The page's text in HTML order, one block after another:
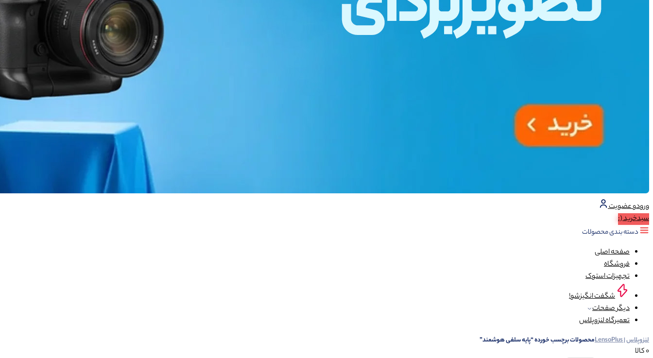
ورودو عضویت
سبد‌خرید(:
دسته بندی محصولات
صفحه اصلی
فروشگاه
تجهیزات استوک
شگفت انگیزشو!
دیگر صفحات
تعمیرگاه لنزوپلاس
لنزوپلاس | LensoPlus محصولات برچسب خورده “پایه سلفی هوشمند”
0 کالا